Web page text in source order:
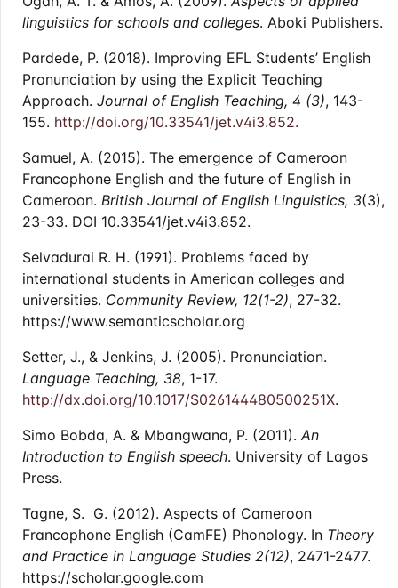
linguistics for schools and colleges. Aboki Publishers.
Pardede, P. (2018). Improving EFL Students’ English
Pronunciation by using the Explicit Teaching
Approach. Journal of English Teaching, 4 (3), 143-
155. http://doi.org/10.33541/jet.v4i3.852.
Samuel, A. (2015). The emergence of Cameroon
Francophone English and the future of English in
Cameroon. British Journal of English Linguistics, 3(3),
23-33. DOI 10.33541/jet.v4i3.852.
Selvadurai R. H. (1991). Problems faced by
international students in American colleges and
universities. Community Review, 12(1-2), 27-32.
https://www.semanticscholar.org
Setter, J., & Jenkins, J. (2005). Pronunciation.
Language Teaching, 38, 1-17.
http://dx.doi.org/10.1017/S026144480500251X.
Simo Bobda, A. & Mbangwana, P. (2011). An
Introduction to English speech. University of Lagos
Press.
Tagne, S. G. (2012). Aspects of Cameroon
Francophone English (CamFE) Phonology. In Theory
and Practice in Language Studies 2(12), 2471-2477.
https://scholar.google.com